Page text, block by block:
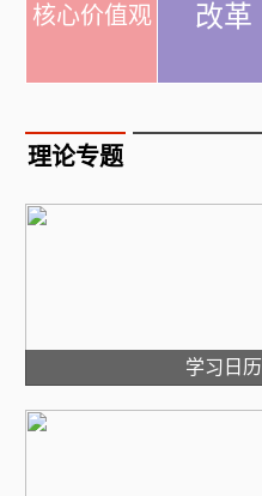
核心价值观
改革
理论专题
学习日历